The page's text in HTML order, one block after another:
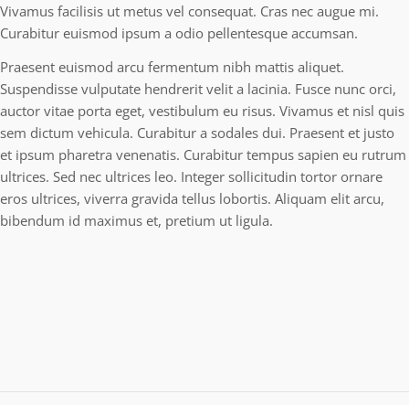
Vivamus facilisis ut metus vel consequat. Cras nec augue mi.
Curabitur euismod ipsum a odio pellentesque accumsan.
Praesent euismod arcu fermentum nibh mattis aliquet.
Suspendisse vulputate hendrerit velit a lacinia. Fusce nunc orci,
auctor vitae porta eget, vestibulum eu risus. Vivamus et nisl quis
sem dictum vehicula. Curabitur a sodales dui. Praesent et justo
et ipsum pharetra venenatis. Curabitur tempus sapien eu rutrum
ultrices. Sed nec ultrices leo. Integer sollicitudin tortor ornare
eros ultrices, viverra gravida tellus lobortis. Aliquam elit arcu,
bibendum id maximus et, pretium ut ligula.